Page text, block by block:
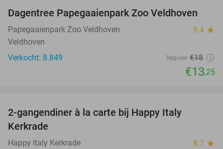
26%
Dagentree Papegaaienpark Zoo Veldhoven
Papegaaienpark Zoo Veldhoven 9.4 star
Veldhoven
Verkocht: 8.849
Regulier €18
€13,25
2-gangendiner à la carte bij Happy Italy
Kerkrade
Happy Italy Kerkrade 8.7 star